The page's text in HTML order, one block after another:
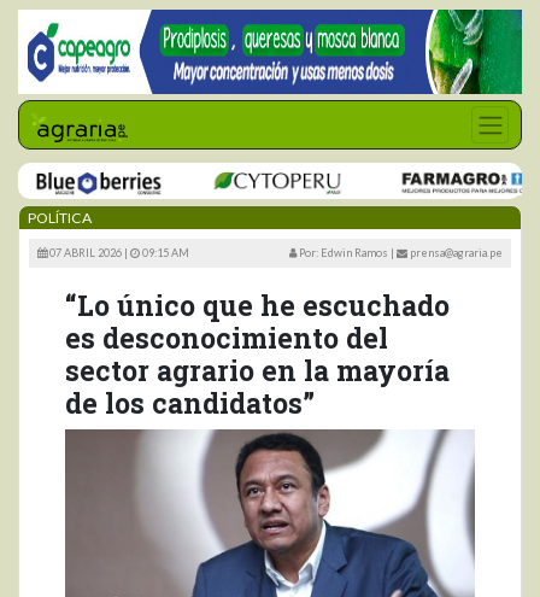
POLÍTICA
07 ABRIL 2026 | 09:15 AM Por: Edwin Ramos | prensa@agraria.pe
“Lo único que he escuchado
es desconocimiento del
sector agrario en la mayoría
de los candidatos”